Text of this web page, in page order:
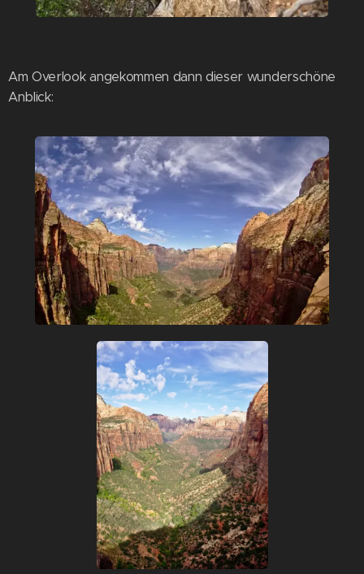
Am Overlook angekommen dann dieser wunderschöne
Anblick: